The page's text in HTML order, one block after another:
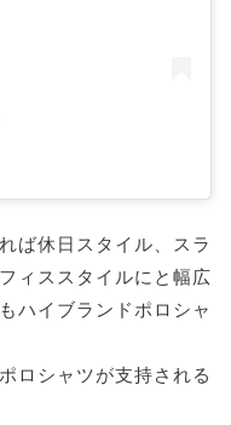
ば休日スタイル、スラ
ィススタイルにと幅広
ハイブランドポロシャ
ロシャツが支持される